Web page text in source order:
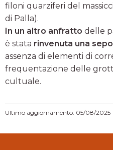
filoni quarziferi del
di Palla).
In un altro anfratto delle
è stata rinvenuta una
assenza di elementi di
frequentazione delle
cultuale.
Ultimo aggiornamento: 05/08/2025